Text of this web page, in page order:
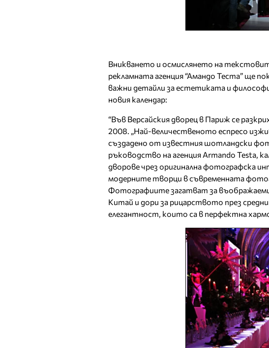
Вникването и осмислянето на
рекламната агенция “Амандо Теста” ще
важни детайли за естетиката и
новия календар:
“Във Версайския дворец в Париж се
2008. „Най-величественото еспресо
създадено от известния шотландски
ръководство на агенция Armando Testa,
дворове чрез оригинална фотографска
модерните творци в съвременната
Фотографиите загатват за
Китай и дори за рицарството през
елегантност, които са в перфектна